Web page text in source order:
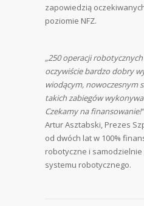
zapowiedzią
poziomie NFZ.
„250 operacji
oczywiście bardzo dobry
wiodącym, nowoczesnym
takich zabiegów
Czekamy na finansowanie!”
Artur Asztabski, Prezes
od dwóch lat w 100%
robotyczne i samodzielnie
systemu robotycznego.